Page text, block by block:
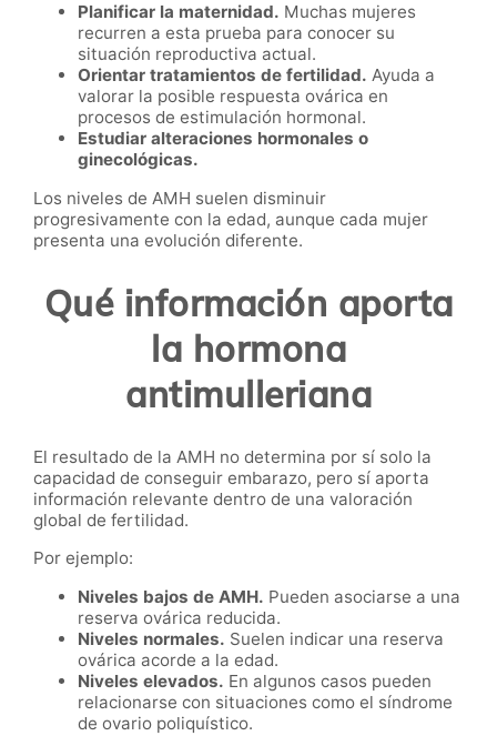
Planificar la maternidad. Muchas mujeres
recurren a esta prueba para conocer su
situación reproductiva actual.
Orientar tratamientos de fertilidad. Ayuda a
valorar la posible respuesta ovárica en
procesos de estimulación hormonal.
Estudiar alteraciones hormonales o
ginecológicas.
Los niveles de AMH suelen disminuir
progresivamente con la edad, aunque cada mujer
presenta una evolución diferente.
Qué información aporta
la hormona
antimulleriana
El resultado de la AMH no determina por sí solo la
capacidad de conseguir embarazo, pero sí aporta
información relevante dentro de una valoración
global de fertilidad.
Por ejemplo:
Niveles bajos de AMH. Pueden asociarse a una
reserva ovárica reducida.
Niveles normales. Suelen indicar una reserva
ovárica acorde a la edad.
Niveles elevados. En algunos casos pueden
relacionarse con situaciones como el síndrome
de ovario poliquístico.